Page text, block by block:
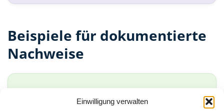
Einwilligung verwalten
Beispiele für dokumentierte
Nachweise
Welche Nachweise Auditoren